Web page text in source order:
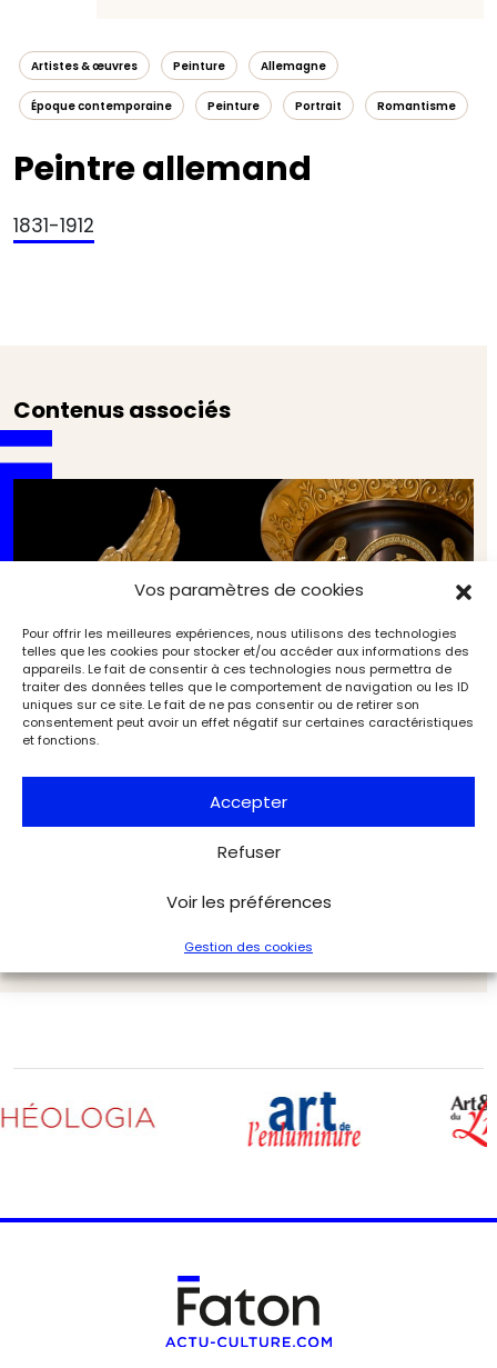
Vos paramètres de cookies
Pour offrir les meilleures expériences, nous utilisons des technologies
telles que les cookies pour stocker et/ou accéder aux informations des
appareils. Le fait de consentir à ces technologies nous permettra de
traiter des données telles que le comportement de navigation ou les ID
uniques sur ce site. Le fait de ne pas consentir ou de retirer son
consentement peut avoir un effet négatif sur certaines caractéristiques
et fonctions.
Accepter
Refuser
Voir les préférences
Gestion des cookies
Artistes & œuvres Peinture Allemagne
Époque contemporaine Peinture Portrait Romantisme
Peintre allemand
1831-1912
Contenus associés
Monaco s’offre un été impérial :
Exclu web Art